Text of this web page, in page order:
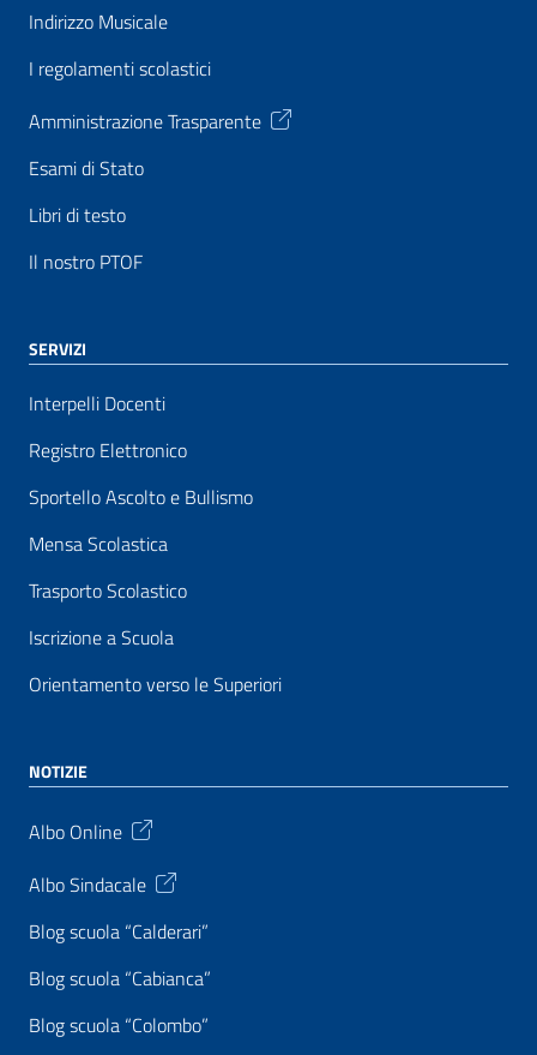
Indirizzo Musicale
I regolamenti scolastici
Amministrazione Trasparente
Esami di Stato
Libri di testo
Il nostro PTOF
SERVIZI
Interpelli Docenti
Registro Elettronico
Sportello Ascolto e Bullismo
Mensa Scolastica
Trasporto Scolastico
Iscrizione a Scuola
Orientamento verso le Superiori
NOTIZIE
Albo Online
Albo Sindacale
Blog scuola “Calderari”
Blog scuola “Cabianca”
Blog scuola “Colombo”